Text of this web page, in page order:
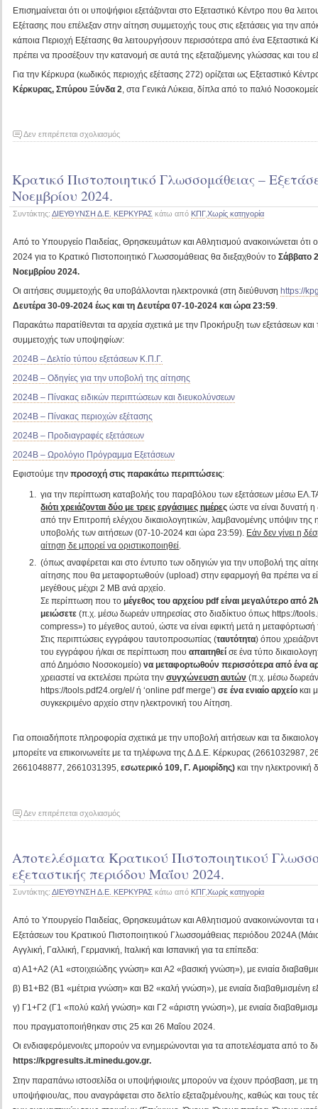
Επισημαίνεται ότι οι υποψήφιοι εξετάζονται στο Εξεταστικό Κέντρο που θα
Εξέτασης που επέλεξαν στην αίτηση συμμετοχής τους στις εξετάσεις για την
κάποια Περιοχή Εξέτασης θα λειτουργήσουν περισσότερα από ένα Εξεταστικά
πρέπει να προσέξουν την κατανομή σε αυτά της εξεταζόμενης γλώσσας και του
Για την Κέρκυρα (κωδικός περιοχής εξέτασης 272) ορίζεται ως Εξεταστικό
Κέρκυρας, Σπύρου Ξύνδα 2, στα Γενικά Λύκεια, δίπλα από το παλιό
Δεν επιτρέπεται σχολιασμόςστο
περιόδου
2024.
Κρατικό Πιστοποιητικό Γλωσσομάθειας –
Νοεμβρίου 2024.
Συντάκτης: ΔΙΕΥΘΥΝΣΗ Δ.Ε. ΚΕΡΚΥΡΑΣ κάτω από ΚΠΓ,Χωρίς κατηγορία
Από το Υπουργείο Παιδείας, Θρησκευμάτων και Αθλητισμού ανακοινώνεται ότι
2024 για το Κρατικό Πιστοποιητικό Γλωσσομάθειας θα διεξαχθούν το Σάββατο
Νοεμβρίου 2024.
Οι αιτήσεις συμμετοχής θα υποβάλλονται ηλεκτρονικά (στη διεύθυνση https://
Δευτέρα 30-09-2024 έως και τη Δευτέρα 07-10-2024 και ώρα 23:59
Παρακάτω παρατίθενται τα αρχεία σχετικά με την Προκήρυξη των εξετάσεων
συμμετοχής των υποψηφίων:
2024Β – Δελτίο τύπου εξετάσεων Κ.Π.Γ.
2024Β – Οδηγίες για την υποβολή της αίτησης
2024Β – Πίνακας ειδικών περιπτώσεων και διευκολύνσεων
2024Β – Πίνακας περιοχών εξέτασης
2024Β – Προδιαγραφές εξετάσεων
2024Β – Ωρολόγιο Πρόγραμμα Εξετάσεων
Εφιστούμε την προσοχή στις παρακάτω περιπτώσεις:
για την περίπτωση καταβολής του παραβόλου των εξετάσεων μέσω
διότι χρειάζονται δύο με τρεις εργάσιμες ημέρες ώστε να είναι δυνατή
από την Επιτροπή ελέγχου δικαιολογητικών, λαμβανομένης υπόψιν της
υποβολής των αιτήσεων (07-10-2024 και ώρα 23:59). Εάν δεν γίνει η
αίτηση δε μπορεί να οριστικοποιηθεί.
(όπως αναφέρεται και στο έντυπο των οδηγιών για την υποβολή της
αίτησης που θα μεταφορτωθούν (upload) στην εφαρμογή θα πρέπει να
μεγέθους μέχρι 2 ΜB ανά αρχείο.
Σε περίπτωση που τομέγεθος του αρχείου pdf είναι μεγαλύτερο από
μειώσετε (π.χ. μέσω δωρεάν υπηρεσίας στο διαδίκτυο όπως https://
compress») το μέγεθος αυτού, ώστε να είναι εφικτή μετά η μεταφόρτωσή
Στις περιπτώσεις εγγράφου ταυτοπροσωπίας (ταυτότητα) όπου
του εγγράφου ή/και σε περίπτωση πουαπαιτηθεί σε ένα τύπο
από Δημόσιο Νοσοκομείο)να μεταφορτωθούν περισσότερα από ένα
χρειαστεί να εκτελέσει πρώτα τηνσυγχώνευση αυτών (π.χ. μέσω δωρεάν
https://tools.pdf24.org/el/ ή ‘online pdf merge’)σε ένα ενιαίο αρχείο και
συγκεκριμένο αρχείο στην ηλεκτρονική του Αίτηση.
Για οποιαδήποτε πληροφορία σχετικά με την υποβολή αιτήσεων και τα
μπορείτε να επικοινωνείτε με τα τηλέφωνα της Δ.Δ.Ε. Κέρκυρας
2661048877, 2661031395, εσωτερικό 109, Γ. Αμοιρίδης) και την ηλεκτρονική
Δεν επιτρέπεται σχολιασμόςστο
Γλωσσομάθειας
–
Εξετάσεις
περιόδου
2024.
Αποτελέσματα Κρατικού Πιστοποιητικού
εξεταστικής περιόδου Μαΐου 2024.
Συντάκτης: ΔΙΕΥΘΥΝΣΗ Δ.Ε. ΚΕΡΚΥΡΑΣ κάτω από ΚΠΓ,Χωρίς κατηγορία
Από το Υπουργείο Παιδείας, Θρησκευμάτων και Αθλητισμού ανακοινώνονται
Εξετάσεων του Κρατικού Πιστοποιητικού Γλωσσομάθειας περιόδου 2024Α
Αγγλική, Γαλλική, Γερμανική, Ιταλική και Ισπανική για τα επίπεδα:
α) Α1+Α2 (Α1 «στοιχειώδης γνώση» και Α2 «βασική γνώση»), με ενιαία
β) Β1+Β2 (Β1 «μέτρια γνώση» και Β2 «καλή γνώση»), με ενιαία διαβαθμισμένη
γ) Γ1+Γ2 (Γ1 «πολύ καλή γνώση» και Γ2 «άριστη γνώση»), με ενιαία
που πραγματοποιήθηκαν στις 25 και 26 Μαΐου 2024.
Οι ενδιαφερόμενοι/ες μπορούν να ενημερώνονται για τα αποτελέσματα από το
https://kpgresults.it.minedu.gov.gr.
Στην παραπάνω ιστοσελίδα οι υποψήφιοι/ες μπορούν να έχουν πρόσβαση, με
υποψήφιου/ας, που αναγράφεται στο δελτίο εξεταζομένου/ης, καθώς και τους